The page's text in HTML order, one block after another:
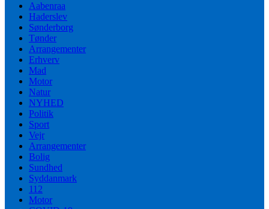
Aabenraa
Haderslev
Sønderborg
Tønder
Arrangementer
Erhverv
Mad
Motor
Natur
NYHED
Politik
Sport
Vejr
Arrangementer
Bolig
Sundhed
Syddanmark
112
Motor